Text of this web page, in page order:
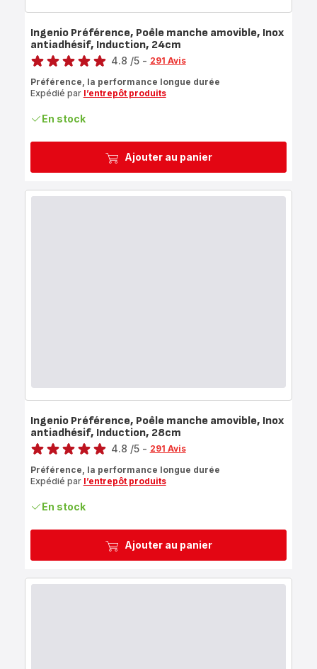
Ajouter au panier
Ingenio Préférence, Poêle manche amovible, Inox
antiadhésif, Induction, 24cm
Note
4.8 /5 - 291 Avis
Préférence, la performance longue durée
Expédié par l’entrepôt produits
En stock
Ajouter au panier
Ingenio Préférence, Poêle manche amovible, Inox
antiadhésif, Induction, 28cm
Note
4.8 /5 - 291 Avis
Préférence, la performance longue durée
Expédié par l’entrepôt produits
En stock